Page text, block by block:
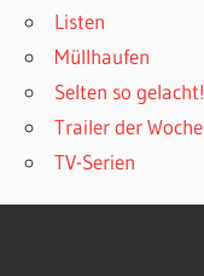
Listen
Müllhaufen
Selten so gelacht!
Trailer der Woche
TV-Serien